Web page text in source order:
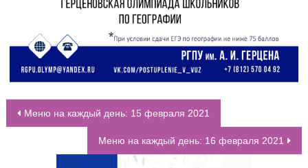
НАВИГАЦИЯ ПО ЗАПИСЯМ
Меню на каждый день: 15 февраля 2021
Меню на каждый день: 16 февраля 2021